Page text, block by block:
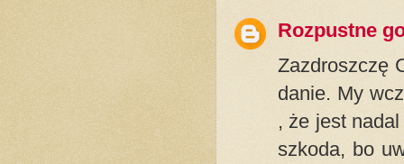
Rozpustne
Zazdroszczę
danie. My
, że jest
szkoda, bo